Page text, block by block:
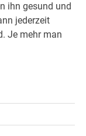
ihn gesund und
jederzeit
Je mehr man